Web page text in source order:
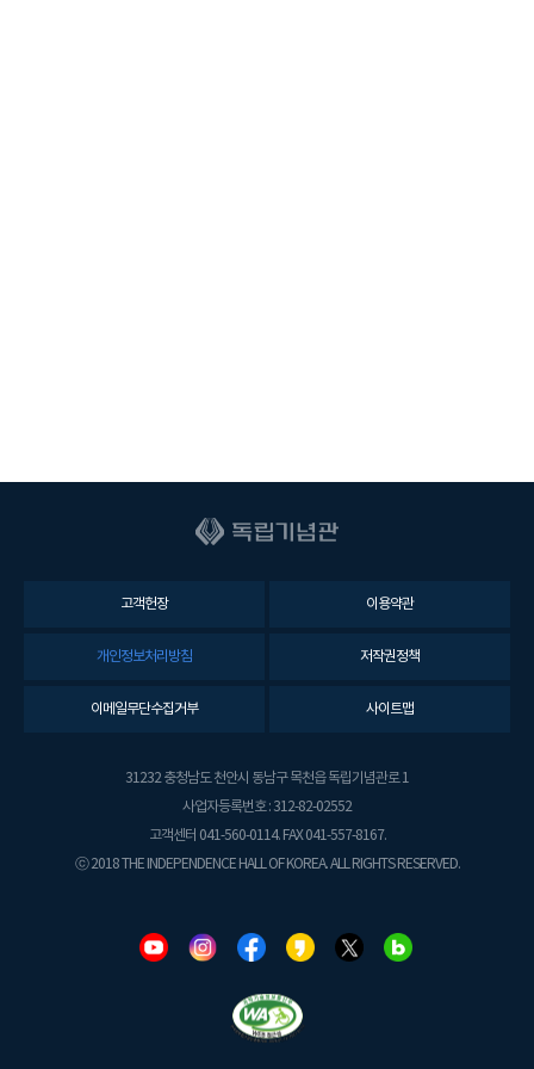
고객헌장 이용약관
개인정보처리방침 저작권정책
이메일무단수집거부 사이트맵
31232 충청남도 천안시 동남구 목천읍 독립기념관로 1
사업자등록번호 : 312-82-02552
고객센터 041-560-0114. FAX 041-557-8167.
ⓒ 2018 THE INDEPENDENCE HALL OF KOREA. ALL RIGHTS RESERVED.